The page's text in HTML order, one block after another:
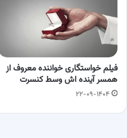
فیلم خواستگاری خواننده معروف از
همسر آینده اش وسط کنسرت
۲۲-۰۹-۱۴۰۴